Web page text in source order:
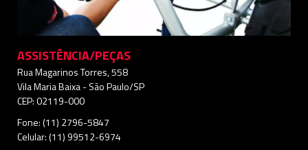
ASSISTÊNCIA/PEÇAS
Rua Magarinos Torres, 558
Vila Maria Baixa - São Paulo/SP
CEP: 02119-000
Fone: (11) 2796-5847
Celular: (11) 99512-6974